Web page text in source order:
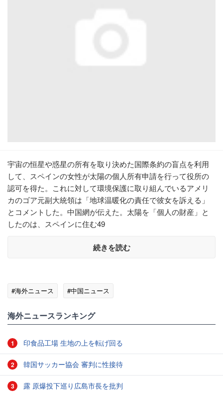
宇宙の恒星や惑星の所有を取り決めた国際条約の盲点を利用
して、スペインの女性が太陽の個人所有申請を行って役所の
認可を得た。これに対して環境保護に取り組んでいるアメリ
カのゴア元副大統領は「地球温暖化の責任で彼女を訴える」
とコメントした。中国網が伝えた。太陽を「個人の財産」と
したのは、スペインに住む49
続きを読む
#海外ニュース #中国ニュース
海外ニュースランキング
1 印食品工場 生地の上を転げ回る
2 韓国サッカー協会 審判に性接待
3 露 原爆投下巡り広島市長を批判